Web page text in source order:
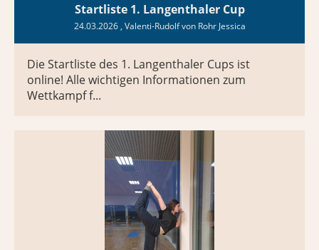
Startliste 1. Langenthaler Cup
24.03.2026, Valenti-Rudolf von Rohr Jessica
Die Startliste des 1. Langenthaler Cups ist
online! Alle wichtigen Informationen zum
Wettkampf f...